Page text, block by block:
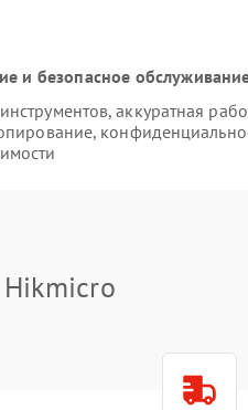
и безопасное
аккуратная